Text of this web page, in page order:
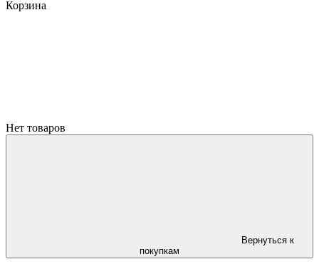
Корзина
Нет товаров
Вернуться к
покупкам